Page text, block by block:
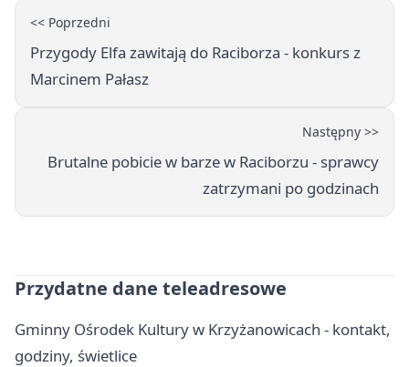
<< Poprzedni
Przygody Elfa zawitają do Raciborza - konkurs z
Marcinem Pałasz
Następny >>
Brutalne pobicie w barze w Raciborzu - sprawcy
zatrzymani po godzinach
Przydatne dane teleadresowe
Gminny Ośrodek Kultury w Krzyżanowicach - kontakt,
godziny, świetlice